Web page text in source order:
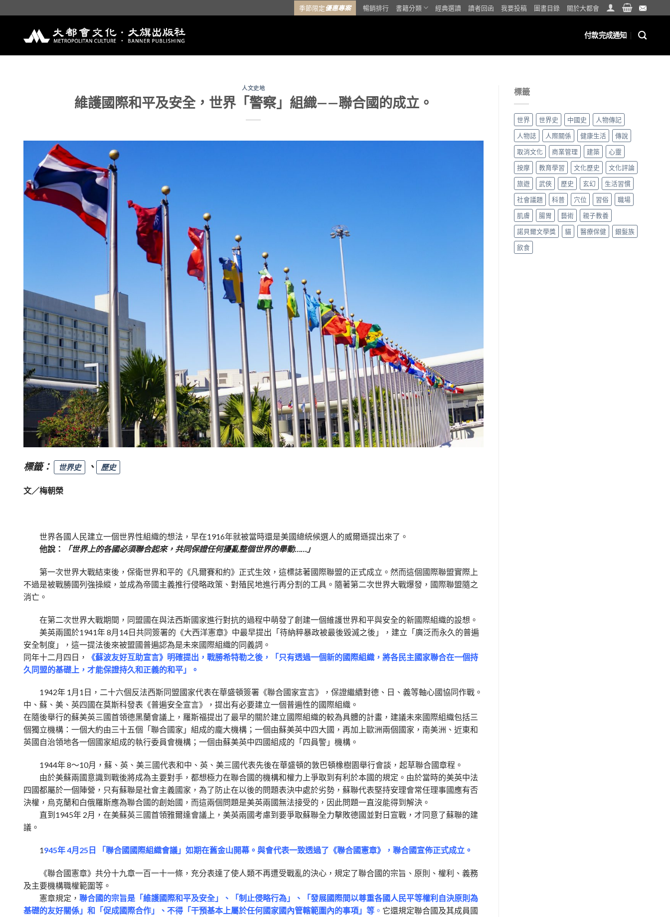
to
季節限定優惠專案 暢銷排行 書籍分類 經典選讀 讀者回函 我要投稿 圖書目錄 關於大都會
付款完成通知
人文史地
維護國際和平及安全，世界「警察」組織——聯合國的成立。
標籤： 世界史 、 歷史
文／梅朝榮
世界各國人民建立一個世界性組織的想法，早在1916年就被當時還是美國總統候選人的威爾遜提出來了。
他說：
「世界上的各國必須聯合起來，共同保證任何擾亂整個世界的舉動……」
第一次世界大戰結束後，保衛世界和平的《凡爾賽和約》正式生效，這標誌著國際聯盟的正式成立。然而這個國際聯盟實際上
不過是被戰勝國列強操縱，並成為帝國主義推行侵略政策、對殖民地進行再分割的工具。隨著第二次世界大戰爆發，國際聯盟隨之
消亡。
在第二次世界大戰期間，同盟國在與法西斯國家進行對抗的過程中萌發了創建一個維護世界和平與安全的新國際組織的設想。
美英兩國於1941年 8月14日共同簽署的《大西洋憲章》中最早提出「待納粹暴政被最後毀滅之後」，建立「廣泛而永久的普遍
安全制度」，這一提法後來被盟國普遍認為是未來國際組織的同義詞。
同年十二月四日，
《蘇波友好互助宣言》明確提出，戰勝希特勒之後，「只有透過一個新的國際組織，將各民主國家聯合在一個持
久同盟的基礎上，才能保證持久和正義的和平」。
1942年 1月1日，二十六個反法西斯同盟國家代表在華盛頓簽署《聯合國家宣言》，保證繼續對德、日、義等軸心國協同作戰。
中、蘇、美、英四國在莫斯科發表《普遍安全宣言》，提出有必要建立一個普遍性的國際組織。
在隨後舉行的蘇美英三國首領德黑蘭會議上，羅斯福提出了最早的關於建立國際組織的較為具體的計畫，建議未來國際組織包括三
個獨立機構：一個大約由三十五個「聯合國家」組成的龐大機構；一個由蘇美英中四大國，再加上歐洲兩個國家，南美洲、近東和
英國自治領地各一個國家組成的執行委員會機構；一個由蘇美英中四國組成的「四員警」機構。
1944年 8～10月，蘇、英、美三國代表和中、英、美三國代表先後在華盛頓的敦巴頓橡樹園舉行會談，起草聯合國章程。
由於美蘇兩國意識到戰後將成為主要對手，都想極力在聯合國的機構和權力上爭取到有利於本國的規定。由於當時的美英中法
四國都屬於一個陣營，只有蘇聯是社會主義國家，為了防止在以後的問題表決中處於劣勢，蘇聯代表堅持安理會常任理事國應有否
決權，烏克蘭和白俄羅斯應為聯合國的創始國，而這兩個問題是美英兩國無法接受的，因此問題一直沒能得到解決。
直到1945年 2月，在美蘇英三國首領雅爾達會議上，美英兩國考慮到要爭取蘇聯全力擊敗德國並對日宣戰，才同意了蘇聯的建
議。
1945年 4月25日 「聯合國國際組織會議」如期在舊金山開幕。與會代表一致透過了《聯合國憲章》，聯合國宣佈正式成立。
《聯合國憲章》共分十九章一百一十一條，充分表達了使人類不再遭受戰亂的決心，規定了聯合國的宗旨、原則、權利、義務
及主要機構職權範圍等。
憲章規定， 聯合國的宗旨是「維護國際和平及安全」、「制止侵略行為」、「發展國際間以尊重各國人民平等權利自決原則為
基礎的友好關係」和「促成國際合作」、不得「干預基本上屬於任何國家國內管轄範圍內的事項」等 。 它還規定聯合國及其成員國
標籤
世界 世界史 中國史
人物傳記
人物誌
人際關係 健康生活
傳說
取消文化
商業管理 建築
心靈
按摩
教育學習 文化歷史
文化評論
旅遊
武俠 歷史 玄幻
生活習慣
社會議題
科普 穴位 習俗
職場
肌膚
腸胃 藝術
親子教養
諾貝爾文學獎
貓 醫療保健
銀髮族
飲食